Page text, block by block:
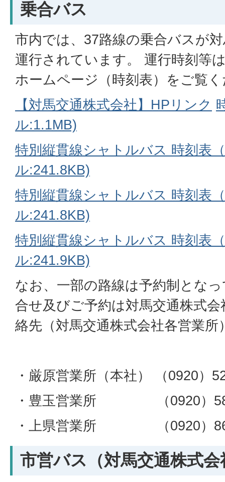
乗合バス
市内では、37路線の乗合バスが
運行されています。 運行時刻等
ホームページ（時刻表）をご覧
【対馬交通株式会社】HPリンク
ル:1.1MB)
特別縦貫線シャトルバス 時刻表
ル:241.8KB)
特別縦貫線シャトルバス 時刻表
ル:241.8KB)
特別縦貫線シャトルバス 時刻表
ル:241.9KB)
なお、一部の路線は予約制とな
合せ及びご予約は対馬交通株式
絡先（対馬交通株式会社各営業
・厳原営業所（本社） （0920）
・豊玉営業所 （0920）
・上県営業所 （0920）
市営バス（対馬交通株式